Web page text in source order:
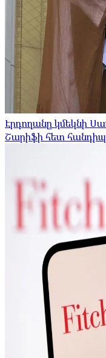
Էրդողանը կմեկնի
Շարիֆի հետ